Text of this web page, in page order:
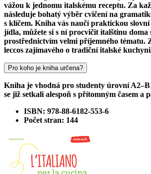
vážou k jednomu italskému receptu. Za
následuje bohatý výběr cvičení na
s klíčem. Kniha vás naučí praktickou slovní
jídla, můžete si s ní procvičit italštinu doma
prostřednictvím velmi příjemného tématu.
leccos zajímavého o tradiční italské
Pro koho je kniha určena?
Kniha je vhodná pro studenty úrovní
se již setkali alespoň s přítomným časem a
ISBN: 978-88-6182-553-6
Počet stran: 144